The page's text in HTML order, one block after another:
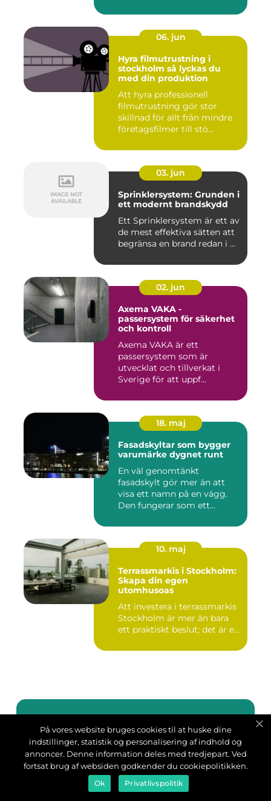
06. jun
Hyra filmutrustning i
stockholm så lyckas du
med din produktion
Att hyra professionell
filmutrustning gör stor
skillnad för allt från mindre
företagsfilmer till stö...
03. jun
Sprinklersystem: Grunden i
ett modernt brandskydd
Ett Sprinklersystem är ett av
de mest effektiva sätten att
begränsa en brand redan i ...
02. jun
Axema VAKA -
passersystem för säkerhet
och kontroll
Axema VAKA är ett
passersystem som är
utvecklat och tillverkat i
Sverige för att uppf...
18. maj
Fasadskyltar som bygger
varumärke dygnet runt
En väl genomtänkt
fasadskylt gör mer än att
visa ett namn på en vägg.
Den fungerar som ett
10. maj
Terrassmarkis i Stockholm:
Skapa din egen
utomhusoas
Att investera i terrassmarkis
Stockholm är mer än bara
ett praktiskt beslut; det är e...
Adress
På vores website bruges cookies til at huske dine
indstillinger, statistik og personalisering af indhold og
annoncer. Denne information deles med tredjepart. Ved
fortsat brug af websiden godkender du cookiepolitikken.
Ok Privatlivspolitik